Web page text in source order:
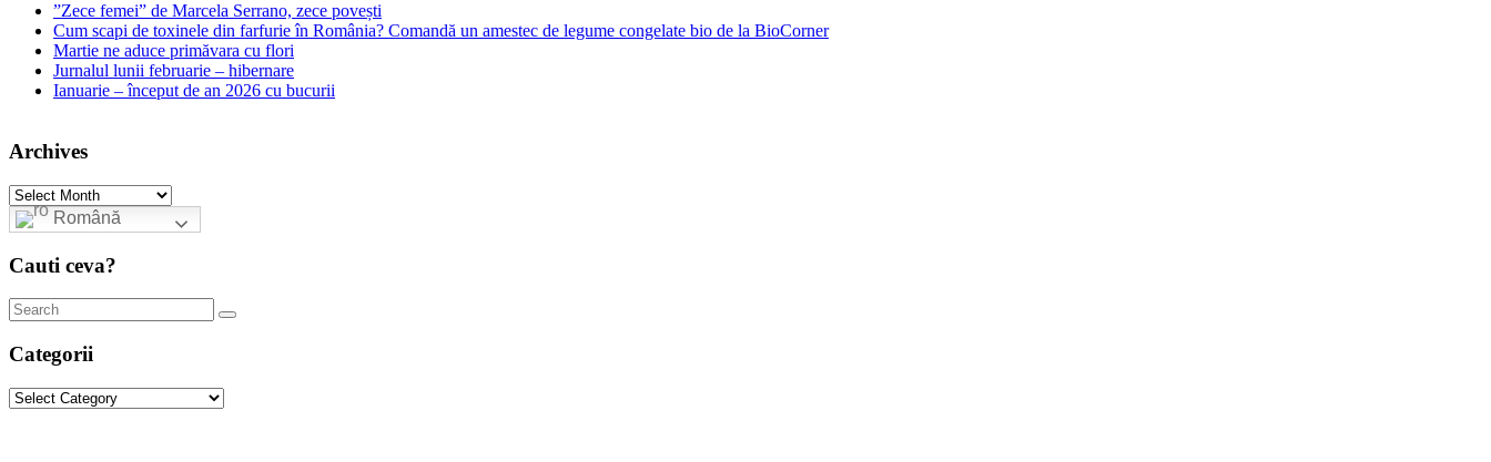
”Zece femei” de Marcela Serrano, zece povești
Cum scapi de toxinele din farfurie în România? Comandă un amestec de legume congelate bio de la BioCorner
Martie ne aduce primăvara cu flori
Jurnalul lunii februarie – hibernare
Ianuarie – început de an 2026 cu bucurii
Archives
Archives
Română
Cauti ceva?
Categorii
Categorii